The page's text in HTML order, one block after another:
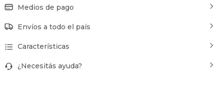
Medios de pago
Envíos a todo el país
Características
¿Necesitás ayuda?